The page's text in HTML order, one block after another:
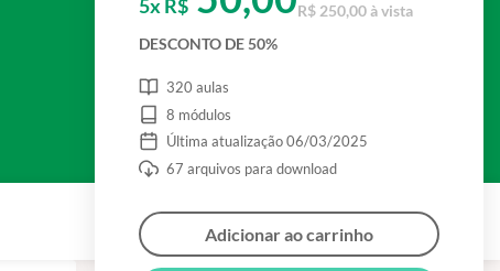
5x R$
R$ 250,00 à vista
DESCONTO DE 50%
320 aulas
8 módulos
Última atualização 06/03/2025
67 arquivos para download
Adicionar ao carrinho